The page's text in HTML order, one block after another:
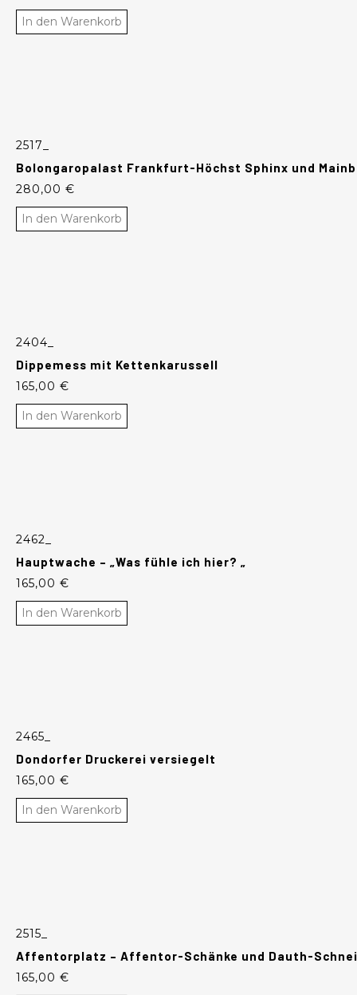
In den Warenkorb
2517_
Bolongaropalast Frankfurt-Höchst Sphinx und
280,00 €
In den Warenkorb
2404_
Dippemess mit Kettenkarussell
165,00 €
In den Warenkorb
2462_
Hauptwache – „Was fühle ich hier? „
165,00 €
In den Warenkorb
2465_
Dondorfer Druckerei versiegelt
165,00 €
In den Warenkorb
2515_
Affentorplatz – Affentor-Schänke und Dauth-
165,00 €